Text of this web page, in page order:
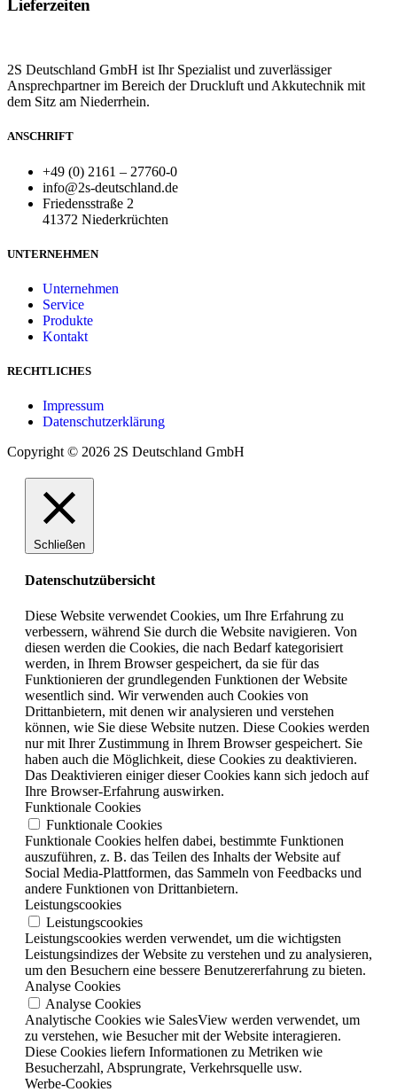
Lieferzeiten
2S Deutschland GmbH ist Ihr Spezialist und zuverlässiger
Ansprechpartner im Bereich der Druckluft und Akkutechnik mit
dem Sitz am Niederrhein.
ANSCHRIFT
+49 (0) 2161 – 27760-0
info@2s-deutschland.de
Friedensstraße 2
41372 Niederkrüchten
UNTERNEHMEN
Unternehmen
Service
Produkte
Kontakt
RECHTLICHES
Impressum
Datenschutzerklärung
Copyright © 2026 2S Deutschland GmbH
Schließen
Datenschutzübersicht
Diese Website verwendet Cookies, um Ihre Erfahrung zu
verbessern, während Sie durch die Website navigieren. Von
diesen werden die Cookies, die nach Bedarf kategorisiert
werden, in Ihrem Browser gespeichert, da sie für das
Funktionieren der grundlegenden Funktionen der Website
wesentlich sind. Wir verwenden auch Cookies von
Drittanbietern, mit denen wir analysieren und verstehen
können, wie Sie diese Website nutzen. Diese Cookies werden
nur mit Ihrer Zustimmung in Ihrem Browser gespeichert. Sie
haben auch die Möglichkeit, diese Cookies zu deaktivieren.
Das Deaktivieren einiger dieser Cookies kann sich jedoch auf
Ihre Browser-Erfahrung auswirken.
Funktionale Cookies
Funktionale Cookies
Funktionale Cookies helfen dabei, bestimmte Funktionen
auszuführen, z. B. das Teilen des Inhalts der Website auf
Social Media-Plattformen, das Sammeln von Feedbacks und
andere Funktionen von Drittanbietern.
Leistungscookies
Leistungscookies
Leistungscookies werden verwendet, um die wichtigsten
Leistungsindizes der Website zu verstehen und zu analysieren,
um den Besuchern eine bessere Benutzererfahrung zu bieten.
Analyse Cookies
Analyse Cookies
Analytische Cookies wie SalesView werden verwendet, um
zu verstehen, wie Besucher mit der Website interagieren.
Diese Cookies liefern Informationen zu Metriken wie
Besucherzahl, Absprungrate, Verkehrsquelle usw.
Werbe-Cookies